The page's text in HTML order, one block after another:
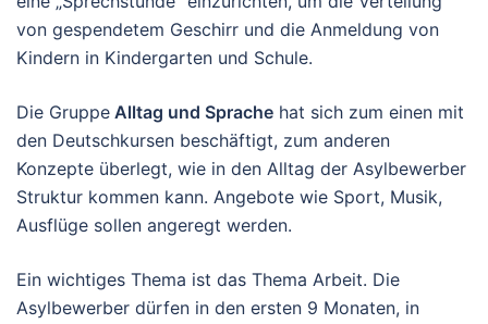
von gespendetem Geschirr und die Anmeldung von
Kindern in Kindergarten und Schule.
Die Gruppe Alltag und Sprache hat sich zum einen mit
den Deutschkursen beschäftigt, zum anderen
Konzepte überlegt, wie in den Alltag der Asylbewerber
Struktur kommen kann. Angebote wie Sport, Musik,
Ausflüge sollen angeregt werden.
Ein wichtiges Thema ist das Thema Arbeit. Die
Asylbewerber dürfen in den ersten 9 Monaten, in